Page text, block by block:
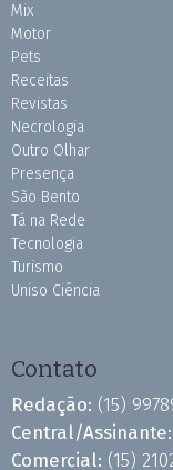
Mix
Motor
Pets
Receitas
Revistas
Necrologia
Outro Olhar
Presença
São Bento
Tá na Rede
Tecnologia
Turismo
Uniso Ciência
Contato
Redação: (15)
Central/Assinante:
Comercial: (15)